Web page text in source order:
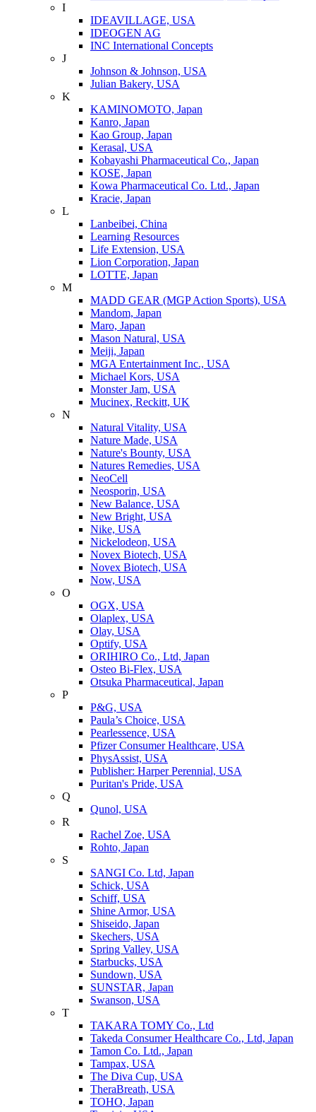
I
IDEAVILLAGE, USA
IDEOGEN AG
INC International Concepts
J
Johnson & Johnson, USA
Julian Bakery, USA
K
KAMINOMOTO, Japan
Kanro, Japan
Kao Group, Japan
Kerasal, USA
Kobayashi Pharmaceutical Co., Japan
KOSE, Japan
Kowa Pharmaceutical Co. Ltd., Japan
Kracie, Japan
L
Lanbeibei, China
Learning Resources
Life Extension, USA
Lion Corporation, Japan
LOTTE, Japan
M
MADD GEAR (MGP Action Sports), USA
Mandom, Japan
Maro, Japan
Mason Natural, USA
Meiji, Japan
MGA Entertainment Inc., USA
Michael Kors, USA
Monster Jam, USA
Mucinex, Reckitt, UK
N
Natural Vitality, USA
Nature Made, USA
Nature's Bounty, USA
Natures Remedies, USA
NeoCell
Neosporin, USA
New Balance, USA
New Bright, USA
Nike, USA
Niсkelodeon, USA
Novex Biotech, USA
Novex Biotech, USA
Now, USA
O
OGX, USA
Olaplex, USA
Olay, USA
Optify, USA
ORIHIRO Co., Ltd, Japan
Osteo Bi-Flex, USA
Otsuka Pharmaceutical, Japan
P
P&G, USA
Paula’s Choice, USA
Pearlessence, USA
Pfizer Consumer Healthcare, USA
PhysAssist, USA
Publisher: Harper Perennial, USA
Puritan's Pride, USA
Q
Qunol, USA
R
Rachel Zoe, USA
Rohto, Japan
S
SANGI Co. Ltd, Japan
Schick, USA
Schiff, USA
Shine Armor, USA
Shiseido, Japan
Skechers, USA
Spring Valley, USA
Starbucks, USA
Sundown, USA
SUNSTAR, Japan
Swanson, USA
T
TAKARA TOMY Co., Ltd
Takeda Consumer Healthcare Co., Ltd, Japan
Tamon Co. Ltd., Japan
Tampax, USA
The Diva Cup, USA
TheraBreath, USA
TOHO, Japan